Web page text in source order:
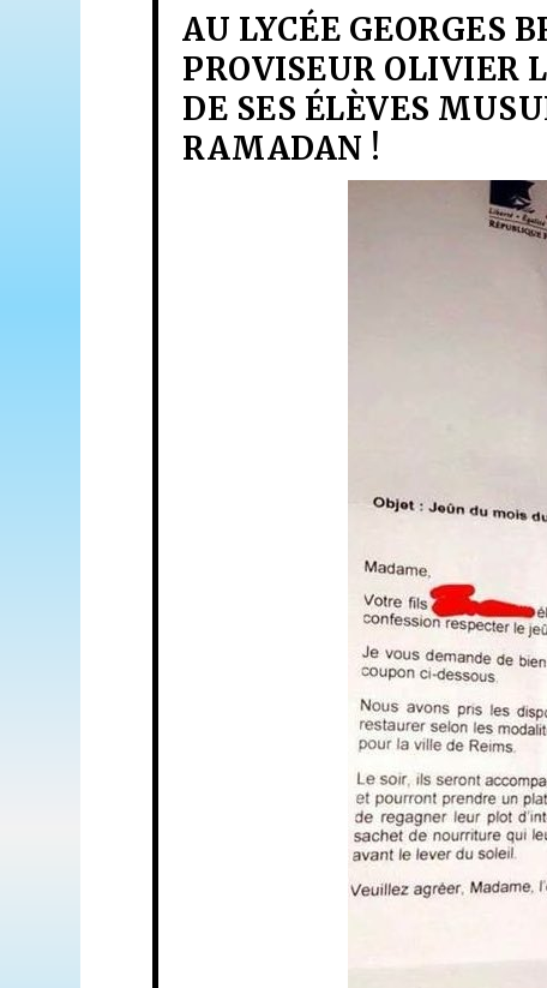
AU LYCÉE GEORGES
PROVISEUR OLIVIER
DE SES ÉLÈVES
RAMADAN !